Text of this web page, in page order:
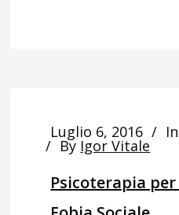
Luglio 6, 2016 In
By Igor Vitale
Psicoterapia